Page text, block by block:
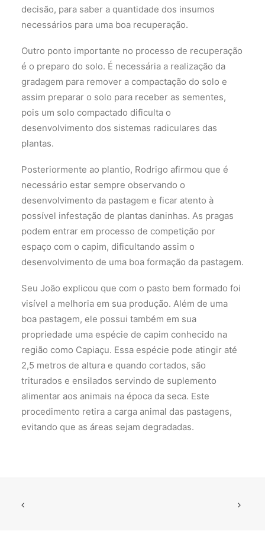
decisão, para saber a quantidade dos insumos
necessários para uma boa recuperação.
Outro ponto importante no processo de recuperação
é o preparo do solo. É necessária a realização da
gradagem para remover a compactação do solo e
assim preparar o solo para receber as sementes,
pois um solo compactado dificulta o
desenvolvimento dos sistemas radiculares das
plantas.
Posteriormente ao plantio, Rodrigo afirmou que é
necessário estar sempre observando o
desenvolvimento da pastagem e ficar atento à
possível infestação de plantas daninhas. As pragas
podem entrar em processo de competição por
espaço com o capim, dificultando assim o
desenvolvimento de uma boa formação da pastagem.
Seu João explicou que com o pasto bem formado foi
visível a melhoria em sua produção. Além de uma
boa pastagem, ele possui também em sua
propriedade uma espécie de capim conhecido na
região como Capiaçu. Essa espécie pode atingir até
2,5 metros de altura e quando cortados, são
triturados e ensilados servindo de suplemento
alimentar aos animais na época da seca. Este
procedimento retira a carga animal das pastagens,
evitando que as áreas sejam degradadas.